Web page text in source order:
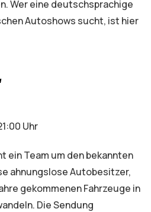
Wer eine deutschsprachige
Autoshows sucht, ist hier
Uhr
ein Team um den bekannten
ahnungslose Autobesitzer,
gekommenen Fahrzeuge in
Die Sendung